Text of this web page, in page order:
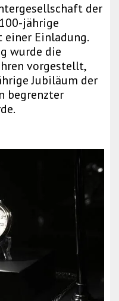
der
jährige
Einladung.
wurde die
vorgestellt,
Jubiläum der
begrenzter